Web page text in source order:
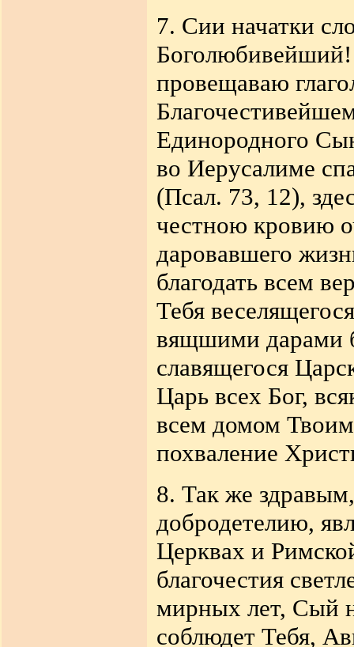
7. Сии начатки
Боголюбивейший!
провещаваю
Единородного
во Иерусалиме
(Псал. 73, 12),
честною кровию
даровавшего
благодать всем
Тебя
вящшими дарами
славящегося
Царь всех Бог,
всем домом
похваление
8. Так же
добродетелию,
Церквах и
благочестия
мирных лет, Сый
соблюдет Тебя,